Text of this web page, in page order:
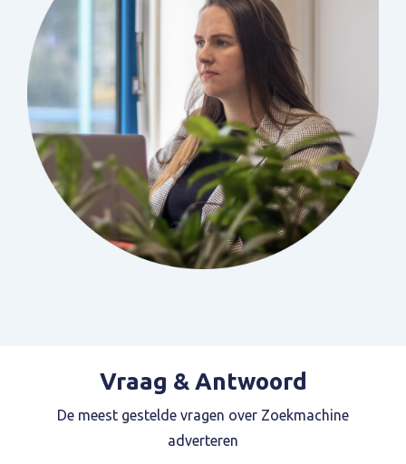
Vraag & Antwoord
De meest gestelde vragen over Zoekmachine
adverteren